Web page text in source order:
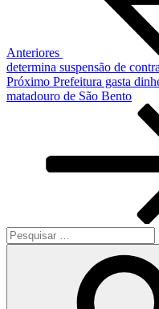
Anteriores
determina suspensão de
Próximo
post
Próximo Prefeitura gasta
matadouro de São Bento
Pesquisar
por: